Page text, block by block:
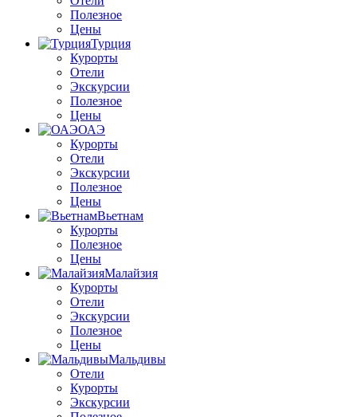
Полезное
Цены
Турция
Курорты
Отели
Экскурсии
Полезное
Цены
ОАЭ
Курорты
Отели
Экскурсии
Полезное
Цены
Вьетнам
Курорты
Полезное
Цены
Малайзия
Курорты
Отели
Экскурсии
Полезное
Цены
Мальдивы
Отели
Курорты
Экскурсии